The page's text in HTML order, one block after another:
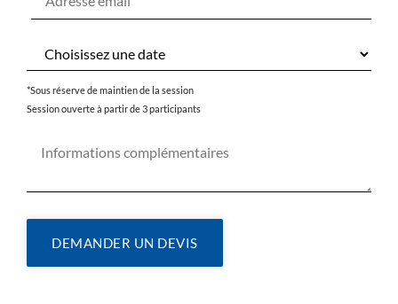
*Sous réserve de maintien de la session
Session ouverte à partir de 3 participants
DEMANDER UN DEVIS